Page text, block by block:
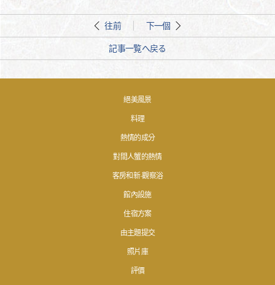
往前 下一個
記事一覧へ戻る
絕美風景
料理
熱情的成分
對間人蟹的熱情
客房和新·觀察浴
館內設施
住宿方案
由主題提交
照片庫
評價